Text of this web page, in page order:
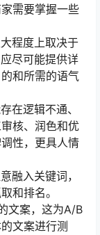
需要掌握一些
程度上取决于
尽可能提供详
和所需的语气
在逻辑不通、
核、润色和优
性，更具人情
融入关键词，
和排名。
文案，这为A/B
文案进行测